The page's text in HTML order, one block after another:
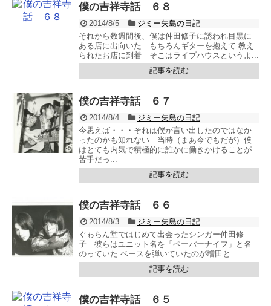
僕の吉祥寺話 ６８
2014/8/5
ジミー矢島の日記
それから数週間後、僕は仲田修子に誘われ目黒に
ある店に出向いた もちろんギターを抱えて 教え
られたお店に到着 そこはライブハウスというよ...
記事を読む
僕の吉祥寺話 ６７
2014/8/4
ジミー矢島の日記
今思えば・・・それは僕が言い出したのではなか
ったのかも知れない 当時（まあ今でもだが）僕
はとても内気で積極的に誰かに働きかけることが
苦手だっ...
記事を読む
僕の吉祥寺話 ６６
2014/8/3
ジミー矢島の日記
ぐゎらん堂ではじめて出会ったシンガー仲田修
子 彼らはユニット名を「ペーパーナイフ」と名
のっていた ベースを弾いていたのが増田と...
記事を読む
僕の吉祥寺話 ６５